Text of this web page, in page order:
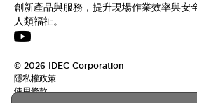
創新產品與服務，提升現場作業效率與安
人類福祉。
© 2026 IDEC Corporation
隱私權政策
使用條款